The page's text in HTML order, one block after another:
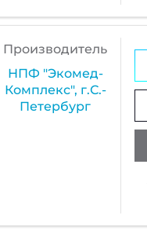
Производитель
НПФ "Экомед-
Комплекс", г.С.-
Петербург